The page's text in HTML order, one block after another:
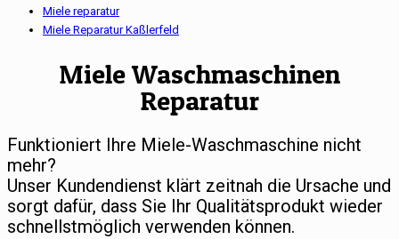
Miele reparatur
Miele Reparatur Kaßlerfeld
Miele Waschmaschinen
Reparatur
Funktioniert Ihre Miele-Waschmaschine nicht
mehr?
Unser Kundendienst klärt zeitnah die Ursache und
sorgt dafür, dass Sie Ihr Qualitätsprodukt wieder
schnellstmöglich verwenden können.